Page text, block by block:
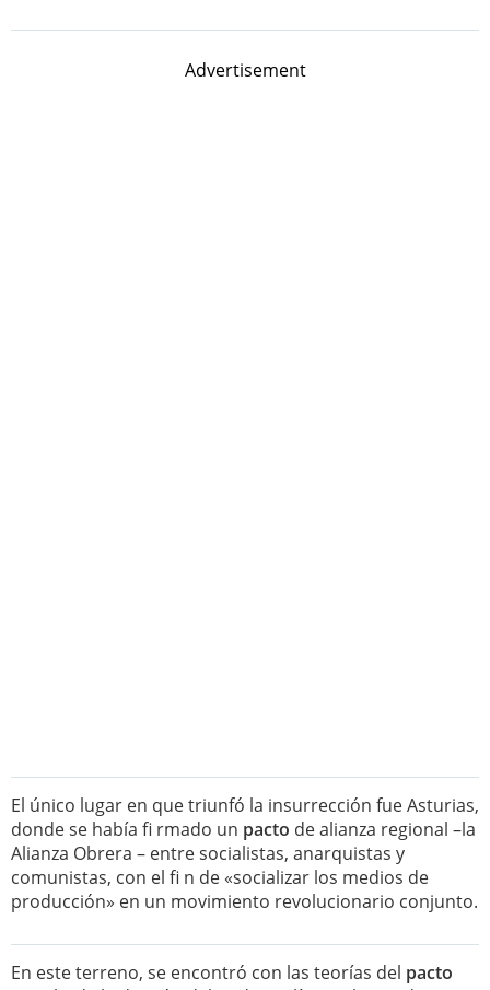
Advertisement
El único lugar en que triunfó la insurrección fue Asturias,
donde se había fi rmado un pacto de alianza regional –la
Alianza Obrera – entre socialistas, anarquistas y
comunistas, con el fi n de «socializar los medios de
producción» en un movimiento revolucionario conjunto.
En este terreno, se encontró con las teorías del pacto